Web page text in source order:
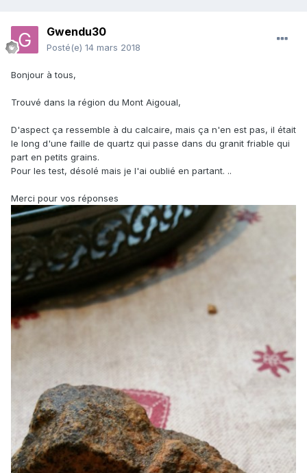
Gwendu30
Posté(e) 14 mars 2018
Bonjour à tous,
Trouvé dans la région du Mont Aigoual,
D'aspect ça ressemble à du calcaire, mais ça n'en est pas, il était
le long d'une faille de quartz qui passe dans du granit friable qui
part en petits grains.
Pour les test, désolé mais je l'ai oublié en partant. ..
Merci pour vos réponses